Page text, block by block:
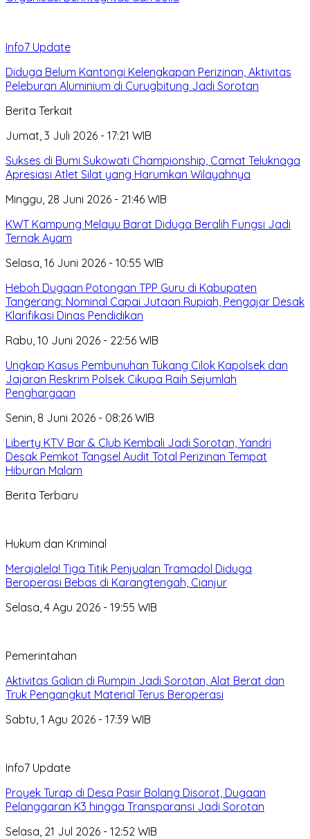
Info7 Update
Diduga Belum Kantongi Kelengkapan Perizinan, Aktivitas
Peleburan Aluminium di Curugbitung Jadi Sorotan
Berita Terkait
Jumat, 3 Juli 2026 - 17:21 WIB
Sukses di Bumi Sukowati Championship, Camat Teluknaga
Apresiasi Atlet Silat yang Harumkan Wilayahnya
Minggu, 28 Juni 2026 - 21:46 WIB
KWT Kampung Melayu Barat Diduga Beralih Fungsi Jadi
Ternak Ayam
Selasa, 16 Juni 2026 - 10:55 WIB
Heboh Dugaan Potongan TPP Guru di Kabupaten
Tangerang: Nominal Capai Jutaan Rupiah, Pengajar Desak
Klarifikasi Dinas Pendidikan
Rabu, 10 Juni 2026 - 22:56 WIB
Ungkap Kasus Pembunuhan Tukang Cilok Kapolsek dan
Jajaran Reskrim Polsek Cikupa Raih Sejumlah
Penghargaan
Senin, 8 Juni 2026 - 08:26 WIB
Liberty KTV Bar & Club Kembali Jadi Sorotan, Yandri
Desak Pemkot Tangsel Audit Total Perizinan Tempat
Hiburan Malam
Berita Terbaru
Hukum dan Kriminal
Merajalela! Tiga Titik Penjualan Tramadol Diduga
Beroperasi Bebas di Karangtengah, Cianjur
Selasa, 4 Agu 2026 - 19:55 WIB
Pemerintahan
Aktivitas Galian di Rumpin Jadi Sorotan, Alat Berat dan
Truk Pengangkut Material Terus Beroperasi
Sabtu, 1 Agu 2026 - 17:39 WIB
Info7 Update
Proyek Turap di Desa Pasir Bolang Disorot, Dugaan
Pelanggaran K3 hingga Transparansi Jadi Sorotan
Selasa, 21 Jul 2026 - 12:52 WIB